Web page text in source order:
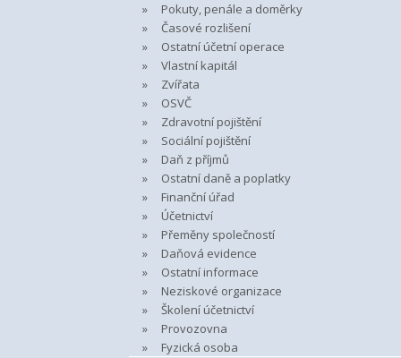
Pokuty, penále a doměrky
Časové rozlišení
Ostatní účetní operace
Vlastní kapitál
Zvířata
OSVČ
Zdravotní pojištění
Sociální pojištění
Daň z příjmů
Ostatní daně a poplatky
Finanční úřad
Účetnictví
Přeměny společností
Daňová evidence
Ostatní informace
Neziskové organizace
Školení účetnictví
Provozovna
Fyzická osoba